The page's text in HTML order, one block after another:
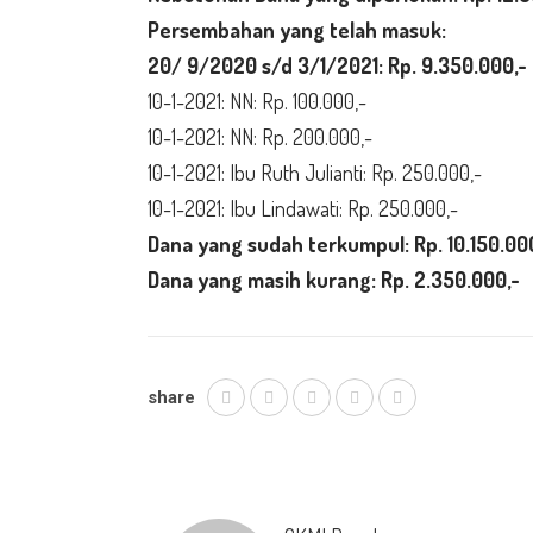
Persembahan yang telah masuk:
20/ 9/2020 s/d 3/1/2021: Rp. 9.350.000,-
10-1-2021: NN: Rp. 100.000,-
10-1-2021: NN: Rp. 200.000,-
10-1-2021: Ibu Ruth Julianti: Rp. 250.000,-
10-1-2021: Ibu Lindawati: Rp. 250.000,-
Dana yang sudah terkumpul: Rp.
Dana yang masih kurang: Rp. 2.350.000,-
share